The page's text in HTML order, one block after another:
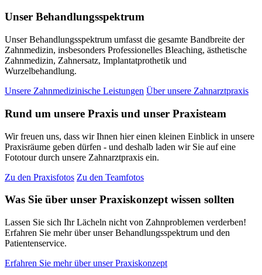
Unser Behandlungsspektrum
Unser Behandlungsspektrum umfasst die gesamte Bandbreite der
Zahnmedizin, insbesonders Professionelles Bleaching, ästhetische
Zahnmedizin, Zahnersatz, Implantatprothetik und
Wurzelbehandlung.
Unsere Zahnmedizinische Leistungen Über unsere Zahnarztpraxis
Rund um unsere Praxis und unser Praxisteam
Wir freuen uns, dass wir Ihnen hier einen kleinen Einblick in unsere
Praxisräume geben dürfen - und deshalb laden wir Sie auf eine
Fototour durch unsere Zahnarztpraxis ein.
Zu den Praxisfotos Zu den Teamfotos
Was Sie über unser Praxiskonzept wissen sollten
Lassen Sie sich Ihr Lächeln nicht von Zahnproblemen verderben!
Erfahren Sie mehr über unser Behandlungsspektrum und den
Patientenservice.
Erfahren Sie mehr über unser Praxiskonzept